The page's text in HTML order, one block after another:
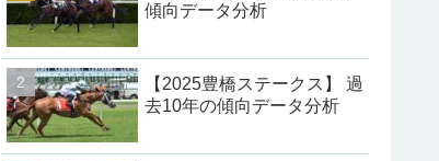
傾向データ分析
【2025豊橋ステークス】 過
去10年の傾向データ分析